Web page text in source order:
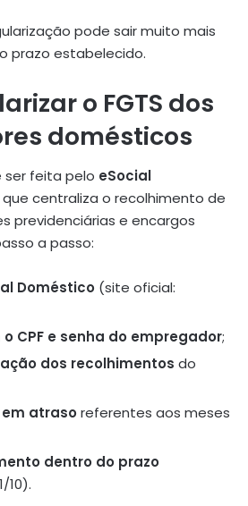
pode sair muito mais
prazo estabelecido.
o FGTS dos
domésticos
ser feita pelo eSocial
centraliza o recolhimento de
previdenciárias e encargos
a passo:
Doméstico (site oficial:
CPF e senha do empregador;
dos recolhimentos do
atraso referentes aos meses
dentro do prazo
10).